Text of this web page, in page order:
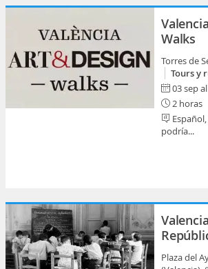
Walks
Torres de
Tours y
03 sep
2 horas
podría...
Plaza del